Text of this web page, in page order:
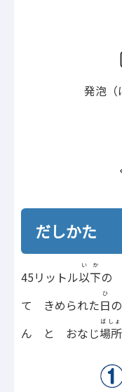
発泡（
だしかた
45リットル以下
いか
の
て きめられた日
ひ
ん と おなじ場所
ばしょ